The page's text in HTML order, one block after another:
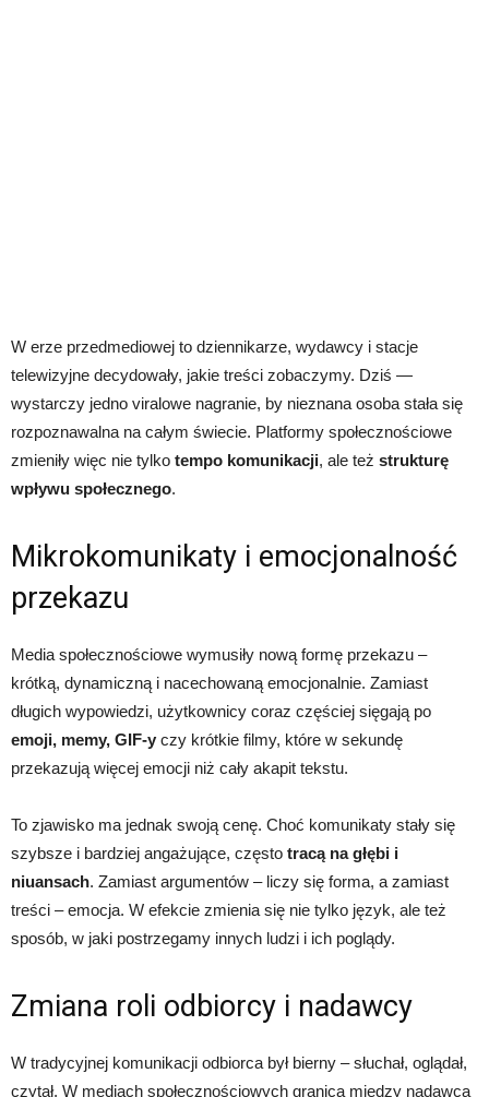
W erze przedmediowej to dziennikarze, wydawcy i stacje
telewizyjne decydowały, jakie treści zobaczymy. Dziś —
wystarczy jedno viralowe nagranie, by nieznana osoba stała się
rozpoznawalna na całym świecie. Platformy społecznościowe
zmieniły więc nie tylko tempo komunikacji, ale też strukturę
wpływu społecznego.
Mikrokomunikaty i emocjonalność
przekazu
Media społecznościowe wymusiły nową formę przekazu –
krótką, dynamiczną i nacechowaną emocjonalnie. Zamiast
długich wypowiedzi, użytkownicy coraz częściej sięgają po
emoji, memy, GIF-y czy krótkie filmy, które w sekundę
przekazują więcej emocji niż cały akapit tekstu.
To zjawisko ma jednak swoją cenę. Choć komunikaty stały się
szybsze i bardziej angażujące, często tracą na głębi i
niuansach. Zamiast argumentów – liczy się forma, a zamiast
treści – emocja. W efekcie zmienia się nie tylko język, ale też
sposób, w jaki postrzegamy innych ludzi i ich poglądy.
Zmiana roli odbiorcy i nadawcy
W tradycyjnej komunikacji odbiorca był bierny – słuchał, oglądał,
czytał. W mediach społecznościowych granica między nadawcą